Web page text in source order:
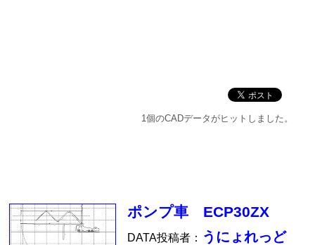
1個のCADデータがヒットしました。
ポンプ車 ECP30ZX
DATA投稿者： うにょれっど